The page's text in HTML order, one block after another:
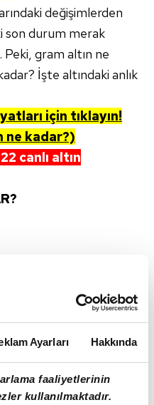
Ayarları Hakkında
faaliyetlerinin
kullanılmaktadır.
değişimlerden
son durum merak
Peki, gram altın ne
İşte altındaki anlık
için tıklayın!
ne kadar?)
canlı altın